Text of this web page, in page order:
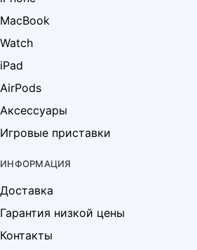
MacBook
Watch
iPad
AirPods
Аксессуары
Игровые приставки
ИНФОРМАЦИЯ
Доставка
Гарантия низкой цены
Контакты